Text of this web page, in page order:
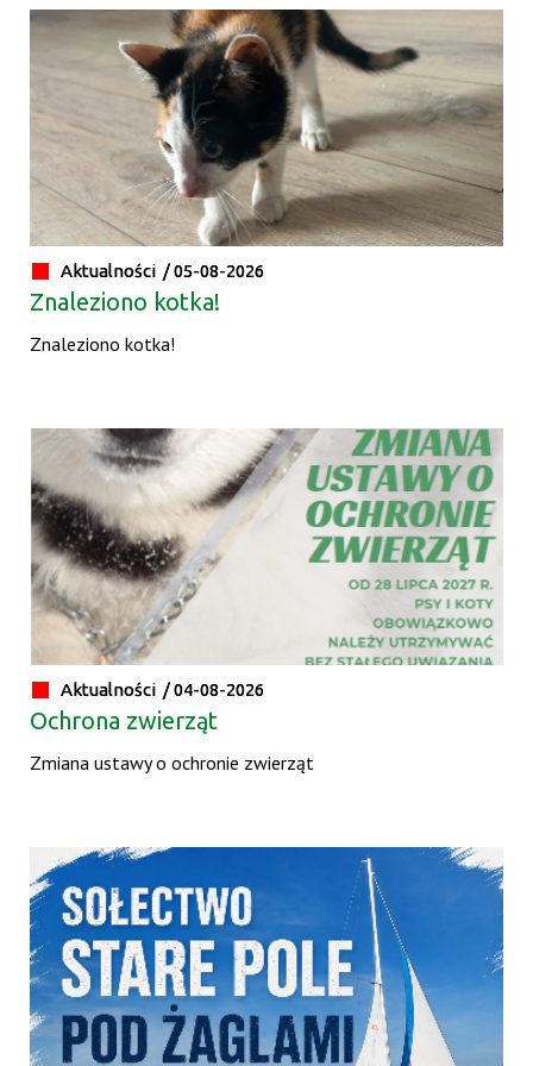
Aktualności /05-08-2026
Znaleziono kotka!
Znaleziono kotka!
Aktualności /04-08-2026
Ochrona zwierząt
Zmiana ustawy o ochronie zwierząt